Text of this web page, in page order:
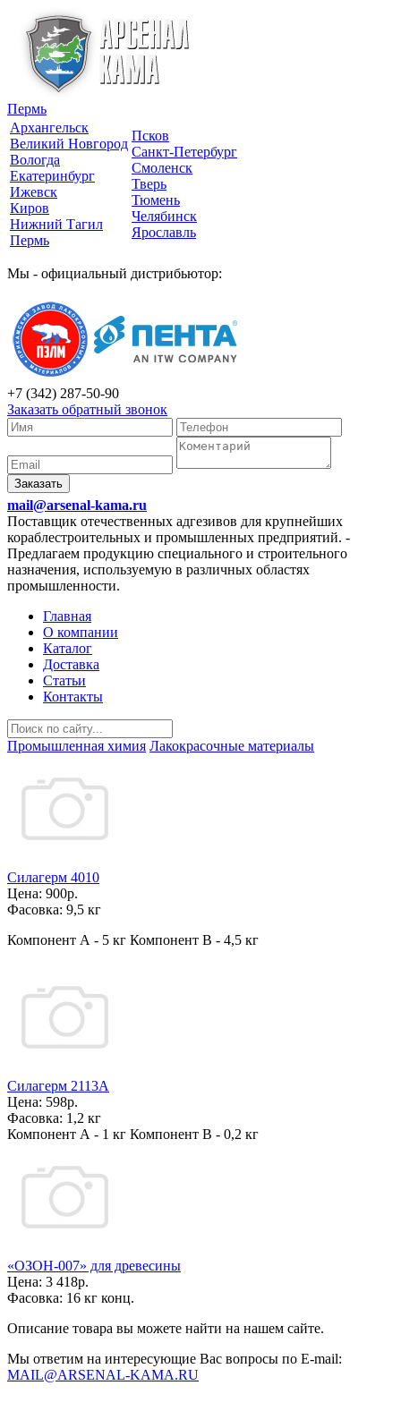
Пермь
Архангельск
Великий Новгород
Вологда
Екатеринбург
Ижевск
Киров
Нижний Тагил
Пермь
Псков
Санкт-Петербург
Смоленск
Тверь
Тюмень
Челябинск
Ярославль
Мы - официальный дистрибьютор:
+7 (342) 287-50-90
Заказать обратный звонок
Заказать
mail@arsenal-kama.ru
Поставщик отечественных адгезивов для крупнейших
кораблестроительных и промышленных предприятий. -
Предлагаем продукцию специального и строительного
назначения, используемую в различных областях
промышленности.
Главная
О компании
Каталог
Доставка
Статьи
Контакты
Промышленная химия Лакокрасочные материалы
Силагерм 4010
Цена: 900р.
Фасовка: 9,5 кг
Компонент А - 5 кг Компонент В - 4,5 кг
Силагерм 2113А
Цена: 598р.
Фасовка: 1,2 кг
Компонент А - 1 кг Компонент В - 0,2 кг
«ОЗОН-007» для древесины
Цена: 3 418р.
Фасовка: 16 кг конц.
Описание товара вы можете найти на нашем сайте.
Мы ответим на интересующие Вас вопросы по E-mail:
MAIL@ARSENAL-KAMA.RU